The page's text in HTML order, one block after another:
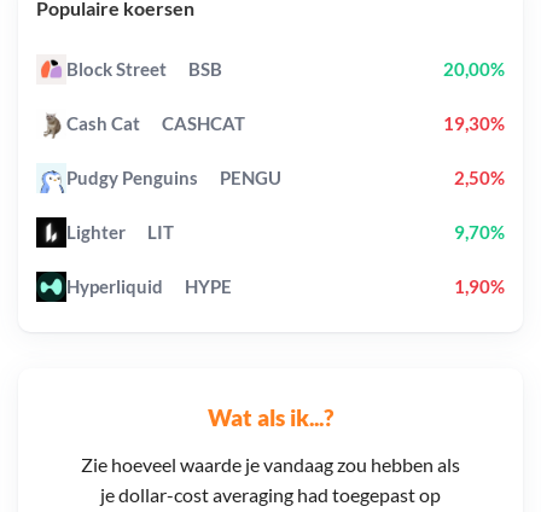
Wat als ik...?
Zie hoeveel waarde je vandaag zou hebben als
je dollar-cost averaging had toegepast op
Populaire koersen
Block Street BSB 20,00%
Cash Cat CASHCAT 19,30%
Pudgy Penguins PENGU 2,50%
Lighter LIT 9,70%
Hyperliquid HYPE 1,90%